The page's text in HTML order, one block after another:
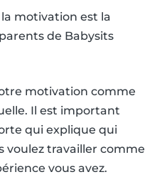
motivation est la
de Babysits
motivation comme
Il est important
qui explique qui
voulez travailler comme
vous avez.